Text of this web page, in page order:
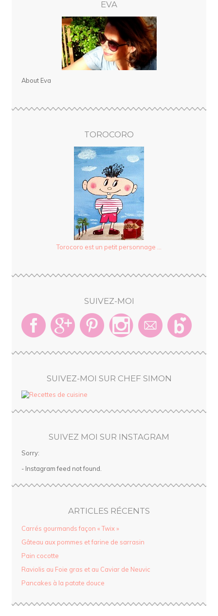
EVA
About Eva
TOROCORO
Torocoro est un petit personnage ...
SUIVEZ-MOI
SUIVEZ-MOI SUR CHEF SIMON
SUIVEZ MOI SUR INSTAGRAM
Sorry:
- Instagram feed not found.
ARTICLES RÉCENTS
Carrés gourmands façon « Twix »
Gâteau aux pommes et farine de sarrasin
Pain cocotte
Raviolis au Foie gras et au Caviar de Neuvic
Pancakes à la patate douce